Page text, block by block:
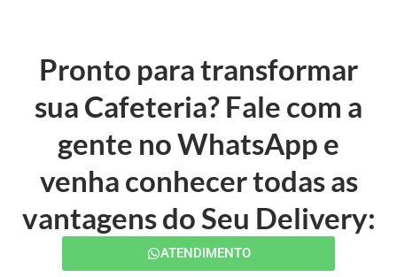
Pronto para transformar
sua Cafeteria? Fale com a
gente no WhatsApp e
venha conhecer todas as
vantagens do Seu Delivery:
ATENDIMENTO